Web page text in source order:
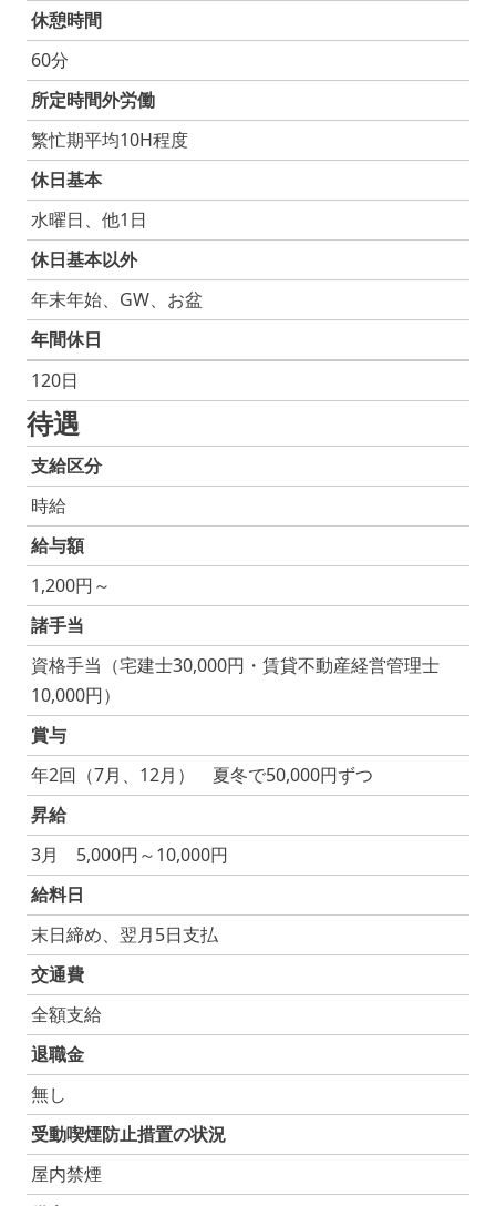
休憩時間
60分
所定時間外労働
繁忙期平均10H程度
休日基本
水曜日、他1日
休日基本以外
年末年始、GW、お盆
年間休日
120日
待遇
支給区分
時給
給与額
1,200円～
諸手当
資格手当（宅建士30,000円・賃貸不動産経営管理士
10,000円）
賞与
年2回（7月、12月） 夏冬で50,000円ずつ
昇給
3月 5,000円～10,000円
給料日
末日締め、翌月5日支払
交通費
全額支給
退職金
無し
受動喫煙防止措置の状況
屋内禁煙